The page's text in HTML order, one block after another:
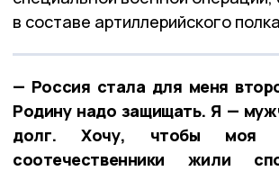
в составе артиллерийского
— Россия стала для меня
Родину надо защищать. Я —
долг. Хочу, чтобы моя
соотечественники жили